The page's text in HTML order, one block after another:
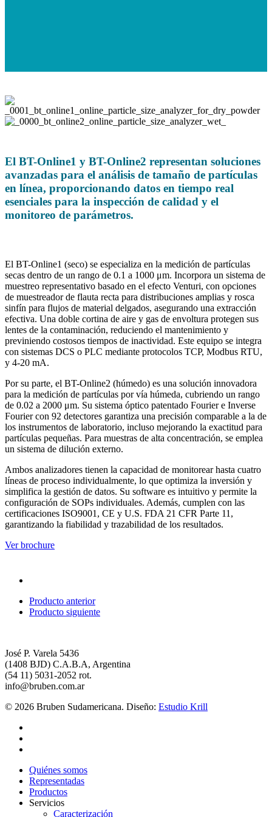
_0001_bt_online1_online_particle_size_analyzer_for_dry_powder
El BT-Online1 y BT-Online2 representan soluciones
avanzadas para el análisis de tamaño de partículas
en línea, proporcionando datos en tiempo real
esenciales para la inspección de calidad y el
monitoreo de parámetros.
El BT-Online1 (seco) se especializa en la medición de partículas
secas dentro de un rango de 0.1 a 1000 μm. Incorpora un sistema de
muestreo representativo basado en el efecto Venturi, con opciones
de muestreador de flauta recta para distribuciones amplias y rosca
sinfín para flujos de material delgados, asegurando una extracción
efectiva. Una doble cortina de aire y gas de envoltura protegen sus
lentes de la contaminación, reduciendo el mantenimiento y
previniendo costosos tiempos de inactividad. Este equipo se integra
con sistemas DCS o PLC mediante protocolos TCP, Modbus RTU,
y 4-20 mA.
Por su parte, el BT-Online2 (húmedo) es una solución innovadora
para la medición de partículas por vía húmeda, cubriendo un rango
de 0.02 a 2000 μm. Su sistema óptico patentado Fourier e Inverse
Fourier con 92 detectores garantiza una precisión comparable a la de
los instrumentos de laboratorio, incluso mejorando la exactitud para
partículas pequeñas. Para muestras de alta concentración, se emplea
un sistema de dilución externo.
Ambos analizadores tienen la capacidad de monitorear hasta cuatro
líneas de proceso individualmente, lo que optimiza la inversión y
simplifica la gestión de datos. Su software es intuitivo y permite la
configuración de SOPs individuales. Además, cumplen con las
certificaciones ISO9001, CE y U.S. FDA 21 CFR Parte 11,
garantizando la fiabilidad y trazabilidad de los resultados.
Ver brochure
Producto anterior
Producto siguiente
José P. Varela 5436
(1408 BJD) C.A.B.A, Argentina
(54 11) 5031-2052 rot.
info@bruben.com.ar
© 2026 Bruben Sudamericana. Diseño: Estudio Krill
Close
Menu
Quiénes somos
Representadas
Productos
Servicios
Caracterización